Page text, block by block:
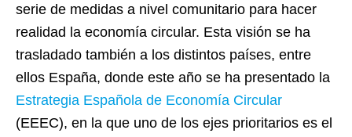
serie de medidas a nivel comunitario para hacer
realidad la economía circular. Esta visión se ha
trasladado también a los distintos países, entre
ellos España, donde este año se ha presentado la
Estrategia Española de Economía Circular
(EEEC), en la que uno de los ejes prioritarios es el